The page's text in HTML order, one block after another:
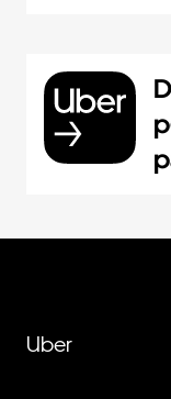
Uber